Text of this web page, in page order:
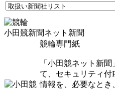
小田競新聞ネット新聞
競輪専門紙
「小田競ネット新
て、セキュリティ付
情報を、必要なとき